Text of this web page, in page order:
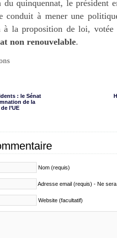
du quinquennat, le président
conduit à mener une
à la proposition de loi,
non renouvelable.
: le Sénat
de la
l’UE
Nom (requis)
Adresse email (requis) - Ne
Website (facultatif)